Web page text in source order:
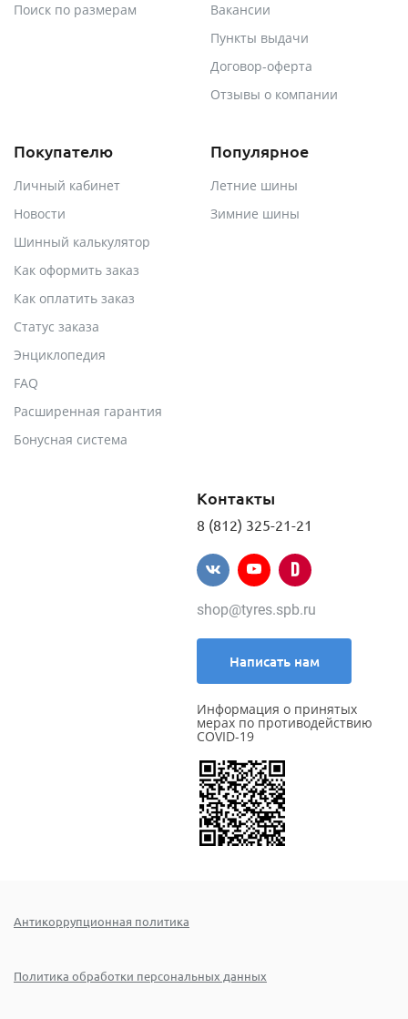
Поиск по размерам
Вакансии
Пункты выдачи
Договор-оферта
Отзывы о компании
Покупателю
Личный кабинет
Новости
Шинный калькулятор
Как оформить заказ
Как оплатить заказ
Статус заказа
Энциклопедия
FAQ
Расширенная гарантия
Бонусная система
Популярное
Летние шины
Зимние шины
Контакты
8 (812) 325-21-21
shop@tyres.spb.ru
Написать нам
Информация о принятых
мерах по противодействию
COVID-19
Антикоррупционная политика
Политика обработки персональных данных